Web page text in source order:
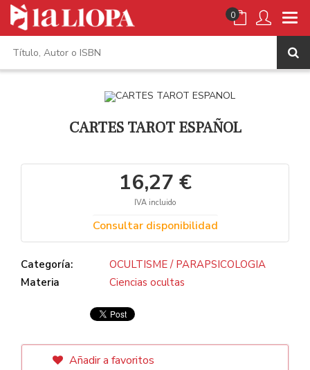
0
CARTES TAROT ESPAÑOL
16,27 €
IVA incluido
Consultar disponibilidad
Categoría:
OCULTISME / PARAPSICOLOGIA
Materia
Ciencias ocultas
Añadir a favoritos